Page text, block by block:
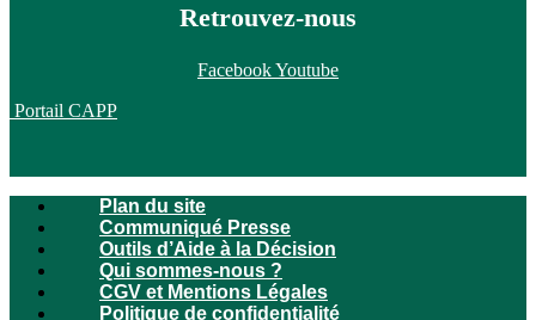
Retrouvez-nous
FacebookYoutube
Portail CAPP
Plan du site
Communiqué Presse
Outils d’Aide à la Décision
Qui sommes-nous ?
CGV et Mentions Légales
Politique de confidentialité